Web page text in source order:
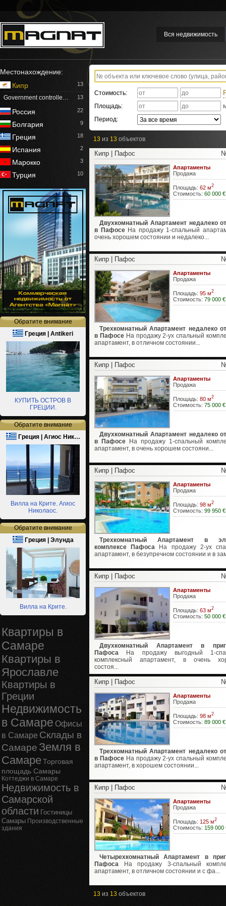
Вся недвижимость
Местонахождение:
Кипр
13
Government controlle… 13
Россия 22
Болгария 9
Греция 18
Испания 2
Марокко 3
Турция 10
Обратите внимание
Греция | Antikeri
КУПИТЬ ОСТРОВ В
ГРЕЦИИ.
Обратите внимание
Греция | Агиос Ник…
Вилла на Крите. Агиос
Николаос.
Обратите внимание
Греция | Элунда
Вилла на Крите.
Квартиры в
Самаре
Квартиры в
Ярославле
Квартиры в
Греции
Недвижимость
в Самаре Офисы
в Самаре Склады в
Самаре Земля в
СамареТорговая
площадь Самары
Коттеджи в Самаре
Недвижимость в
Самарской
области Гостиницы
Самары Производственные
здания
Стоимость:
Площадь:
Период:
13 из 13 объектов
Кипр | Пафос
Апартаменты
Продажа
Площадь: 62 м2
Стоимость: 60 000 €
Двухкомнатный Апартамент недалеко
в ПафосеНа продажу 1-спальный
очень хорошем состоянии и недалеко...
Кипр | Пафос
Апартаменты
Продажа
Площадь: 95 м2
Стоимость: 79 000 €
Трехкомнатный Апартамент недалеко
в Пафосе На продажу 2-ух спальный
апартамент, в отличном состоянии...
Кипр | Пафос
Апартаменты
Продажа
Площадь: 80 м2
Стоимость: 75 000 €
Двухкомнатный Апартамент недалеко
в Пафосе На продажу 1-спальный
апартамент, в очень хорошем состояни...
Кипр | Пафос
Апартаменты
Продажа
Площадь: 98 м2
Стоимость: 99 950 €
Трехкомнатный Апартамент в
комплексе Пафоса На продажу 2-ух
апартамент, в безупречном состоянии и в
Кипр | Пафос
Апартаменты
Продажа
Площадь: 63 м2
Стоимость: 50 000 €
Двухкомнатный Апартамент в
Пафоса На продажу выгодный 1-
комплексный апартамент, в очень
состоя...
Кипр | Пафос
Апартаменты
Продажа
Площадь: 98 м2
Стоимость: 89 000 €
Трехкомнатный Апартамент недалеко
в Пафосе На продажу 2-ух спальный
апартамент, в хорошем состоянии...
Кипр | Пафос
Апартаменты
Продажа
Площадь: 125 м2
Стоимость: 159 000
Четырехкомнатный Апартамент в
Пафоса
На продажу 3-спальный
апартамент, в отличном состоянии и с фа...
13 из 13 объектов